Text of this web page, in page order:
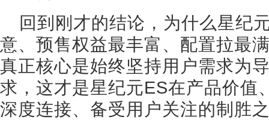
回到刚才的结论，为什么星纪
意、预售权益最丰富、配置拉最
真正核心是始终坚持用户需求为
求，这才是星纪元ES在产品价值
深度连接、备受用户关注的制胜